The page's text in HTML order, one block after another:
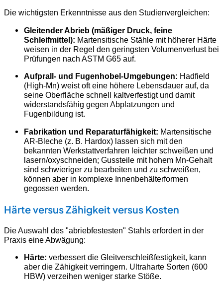
Die wichtigsten Erkenntnisse aus den Studienvergleichen:
Gleitender Abrieb (mäßiger Druck, feine
Schleifmittel): Martensitische Stähle mit höherer Härte
weisen in der Regel den geringsten Volumenverlust bei
Prüfungen nach ASTM G65 auf.
Aufprall- und Fugenhobel-Umgebungen: Hadfield
(High-Mn) weist oft eine höhere Lebensdauer auf, da
seine Oberfläche schnell kaltverfestigt und damit
widerstandsfähig gegen Abplatzungen und
Fugenbildung ist.
Fabrikation und Reparaturfähigkeit: Martensitische
AR-Bleche (z. B. Hardox) lassen sich mit den
bekannten Werkstattverfahren leichter schweißen und
lasern/oxyschneiden; Gussteile mit hohem Mn-Gehalt
sind schwieriger zu bearbeiten und zu schweißen,
können aber in komplexe Innenbehälterformen
gegossen werden.
Härte versus Zähigkeit versus Kosten
Die Auswahl des "abriebfestesten" Stahls erfordert in der
Praxis eine Abwägung:
Härte: verbessert die Gleitverschleißfestigkeit, kann
aber die Zähigkeit verringern. Ultraharte Sorten (600
HBW) verzeihen weniger starke Stöße.